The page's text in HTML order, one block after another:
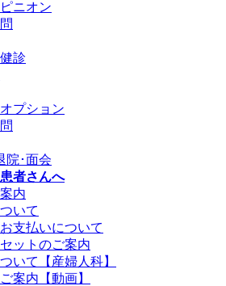
ニオン
診
プション
院･面会
者さんへ
内
いて
支払いについて
ットのご案内
いて【産婦人科】
案内【動画】